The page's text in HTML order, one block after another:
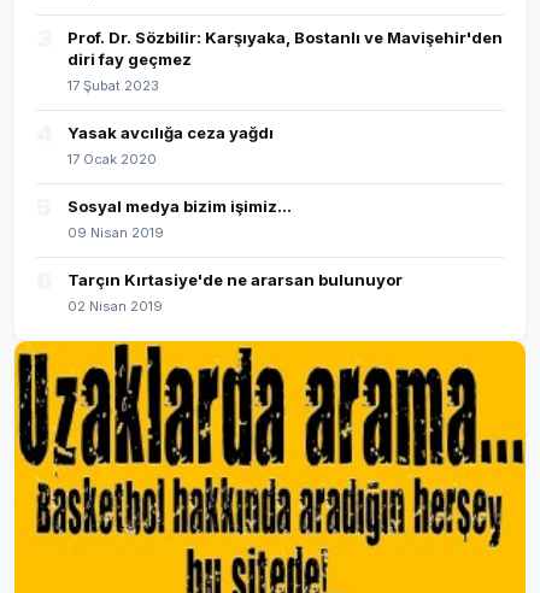
Prof. Dr. Sözbilir: Karşıyaka, Bostanlı ve Mavişehir'den
diri fay geçmez
17 Şubat 2023
Yasak avcılığa ceza yağdı
17 Ocak 2020
Sosyal medya bizim işimiz...
09 Nisan 2019
Tarçın Kırtasiye'de ne ararsan bulunuyor
02 Nisan 2019